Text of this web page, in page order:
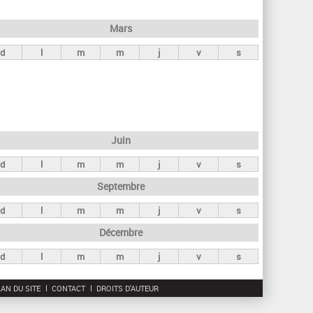
r
c
Mars
d l m m j v s
Juin
d l m m j v s
Septembre
d l m m j v s
Décembre
d l m m j v s
DU SITE CONTACT DROITS D'AUTEUR